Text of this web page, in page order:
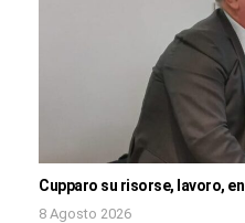
Cupparo su risorse, lavoro,
8 Agosto 2026